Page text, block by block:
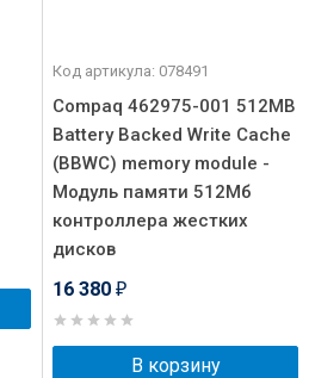
Код артикула: 078491
Compaq 462975-001 512MB
Battery Backed Write Cache
(BBWC) memory module -
Модуль памяти 512Мб
контроллера жестких
дисков
16 380 ₽
В корзину